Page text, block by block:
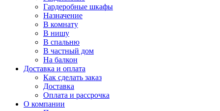
Гардеробные шкафы
Назначение
В комнату
В нишу
В спальню
В частный дом
На балкон
Доставка и оплата
Как сделать заказ
Доставка
Оплата и рассрочка
О компании